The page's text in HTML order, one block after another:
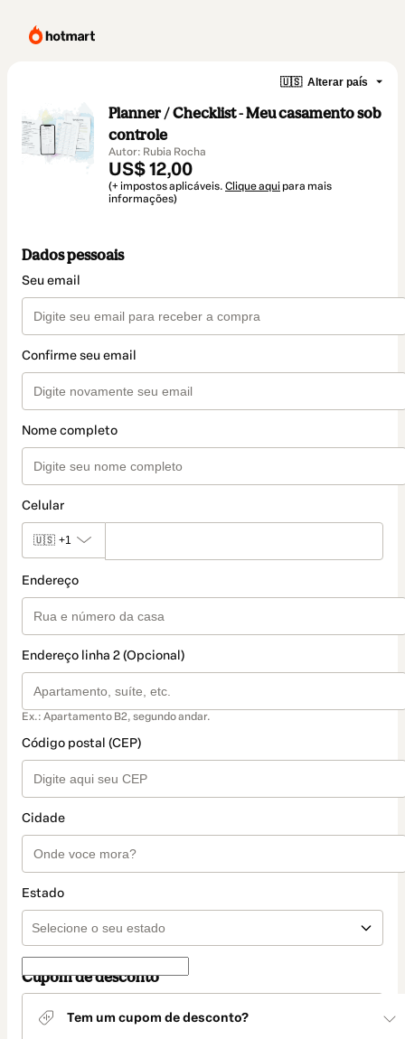
🇺🇸 Alterar país
Planner / Checklist - Meu casamento sob
controle
Autor: Rubia Rocha
US$ 12,00
(+ impostos aplicáveis. Clique aqui para mais
informações)
Dados pessoais
Seu email
Confirme seu email
Nome completo
Celular
🇺🇸 +1
Endereço
Endereço linha 2 (Opcional)
Ex.: Apartamento B2, segundo andar.
Código postal (CEP)
Cidade
Estado
Cupom de desconto
Tem um cupom de desconto?